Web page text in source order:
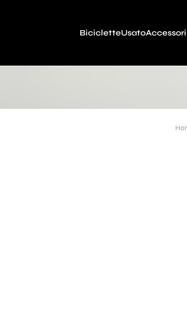
BicicletteUsatoAccessori